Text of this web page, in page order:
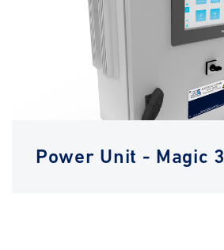
Power Unit - Magic 3